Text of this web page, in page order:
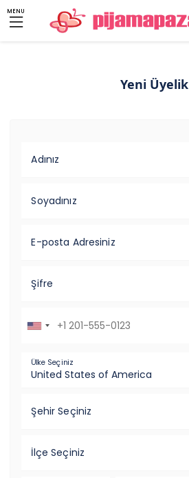
MENU
Yeni Üyelik
Adınız
Soyadınız
E-posta Adresiniz
Şifre
Ülke Seçiniz
Şehir Seçiniz
İlçe Seçiniz